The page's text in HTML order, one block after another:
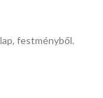
festményből.